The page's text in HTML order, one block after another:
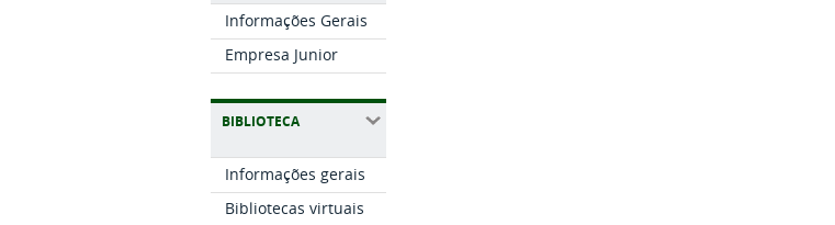
Informações Gerais
Empresa Junior
BIBLIOTECA
Informações gerais
Bibliotecas virtuais